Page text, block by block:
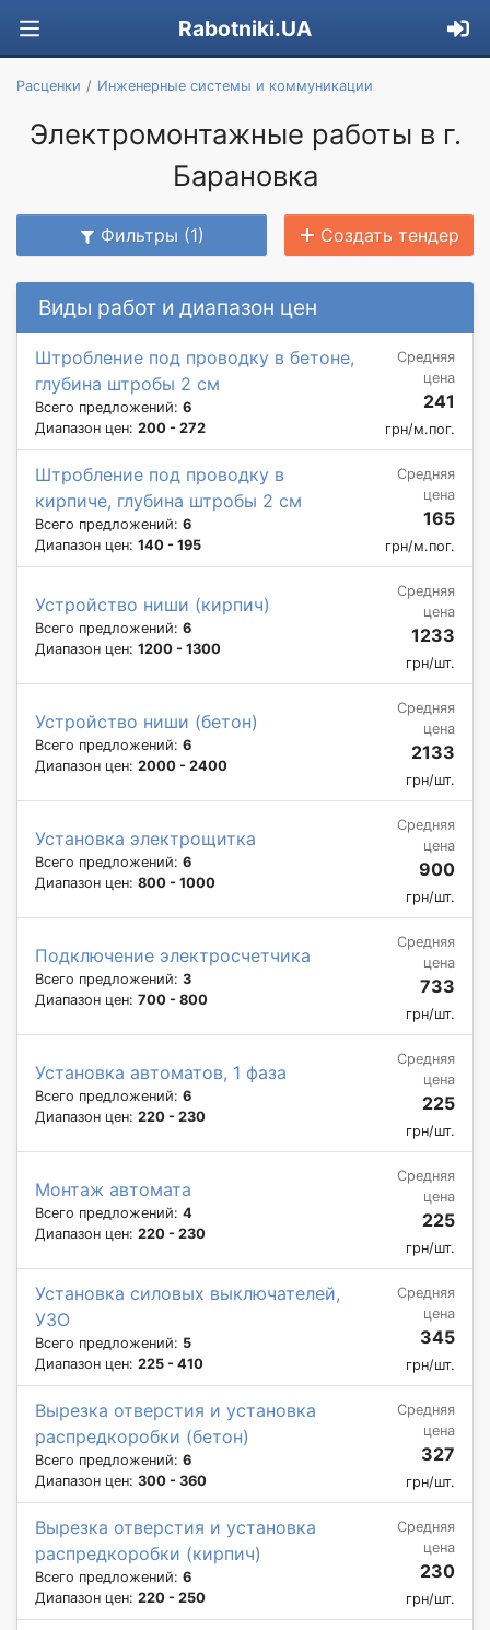
Rabotniki.UA
Расценки Инженерные системы и коммуникации
Электромонтажные работы в г.
Барановка
Фильтры (1) Создать тендер
Виды работ и диапазон цен
Штробление под проводку в бетоне,
глубина штробы 2 см
Всего предложений: 6
Диапазон цен: 200 - 272
Средняя
цена
241
грн/м.пог.
Штробление под проводку в
кирпиче, глубина штробы 2 см
Всего предложений: 6
Диапазон цен: 140 - 195
Средняя
цена
165
грн/м.пог.
Устройство ниши (кирпич)
Всего предложений: 6
Диапазон цен: 1200 - 1300
Средняя
цена
1233
грн/шт.
Устройство ниши (бетон)
Всего предложений: 6
Диапазон цен: 2000 - 2400
Средняя
цена
2133
грн/шт.
Установка электрощитка
Всего предложений: 6
Диапазон цен: 800 - 1000
Средняя
цена
900
грн/шт.
Подключение электросчетчика
Всего предложений: 3
Диапазон цен: 700 - 800
Средняя
цена
733
грн/шт.
Установка автоматов, 1 фаза
Всего предложений: 6
Диапазон цен: 220 - 230
Средняя
цена
225
грн/шт.
Монтаж автомата
Всего предложений: 4
Диапазон цен: 220 - 230
Средняя
цена
225
грн/шт.
Установка силовых выключателей,
УЗО
Всего предложений: 5
Диапазон цен: 225 - 410
Средняя
цена
345
грн/шт.
Вырезка отверстия и установка
распредкоробки (бетон)
Всего предложений: 6
Диапазон цен: 300 - 360
Средняя
цена
327
грн/шт.
Вырезка отверстия и установка
распредкоробки (кирпич)
Всего предложений: 6
Диапазон цен: 220 - 250
Средняя
цена
230
грн/шт.